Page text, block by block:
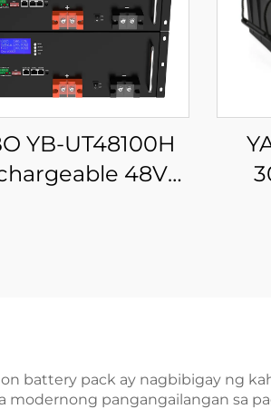
YB-UT48100H
48V
battery pack ay nagbibigay ng
pangangailangan sa